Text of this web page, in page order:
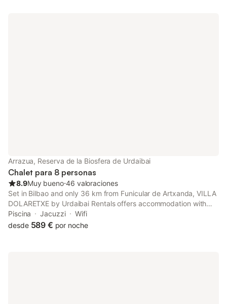
Arrazua, Reserva de la Biosfera de Urdaibai
Chalet para 8 personas
8.9Muy bueno⋅46 valoraciones
Set in Bilbao and only 36 km from Funicular de Artxanda, VILLA
DOLARETXE by Urdaibai Rentals offers accommodation with
garden views, free WiFi and free private parking.
Piscina Jacuzzi
Wifi
desde 589 € por noche